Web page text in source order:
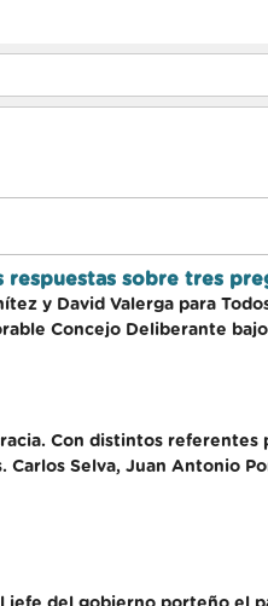
respuestas sobre tres
y David Valerga para
Concejo Deliberante bajo
Con distintos referentes
Selva, Juan Antonio